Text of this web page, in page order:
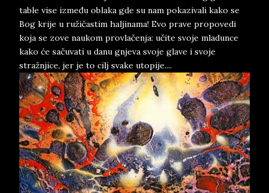
table vise između oblaka gde su nam pokazivali kako se
Bog krije u ružičastim haljinama! Evo prave propovedi
koja se zove naukom provlačenja: učite svoje mladunce
kako će sačuvati u danu gnjeva svoje glave i svoje
stražnjice, jer je to cilj svake utopije....